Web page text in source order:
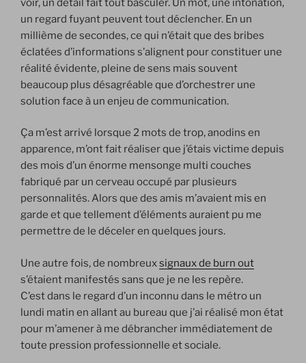
voir, un détail fait tout basculer. Un mot, une intonation,
un regard fuyant peuvent tout déclencher. En un
millième de secondes, ce qui n’était que des bribes
éclatées d’informations s’alignent pour constituer une
réalité évidente, pleine de sens mais souvent
beaucoup plus désagréable que d’orchestrer une
solution face à un enjeu de communication.
Ça m’est arrivé lorsque 2 mots de trop, anodins en
apparence, m’ont fait réaliser que j’étais victime depuis
des mois d’un énorme mensonge multi couches
fabriqué par un cerveau occupé par plusieurs
personnalités. Alors que des amis m’avaient mis en
garde et que tellement d’éléments auraient pu me
permettre de le déceler en quelques jours.
Une autre fois, de nombreuxsignaux de burn out
s’étaient manifestés sans que je ne les repère.
C’est dans le regard d’un inconnu dans le métro un
lundi matin en allant au bureau que j’ai réalisé mon état
pour m’amener à me débrancher immédiatement de
toute pression professionnelle et sociale.